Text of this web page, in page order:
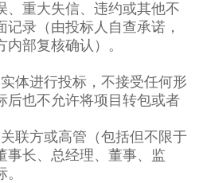
、重大失信、违约或其他不
记录（由投标人自查承诺，
部复核确认）。
进行投标，不接受任何形
后也不允许将项目转包或者
联方或高管（包括但不限于
事长、总经理、董事、监